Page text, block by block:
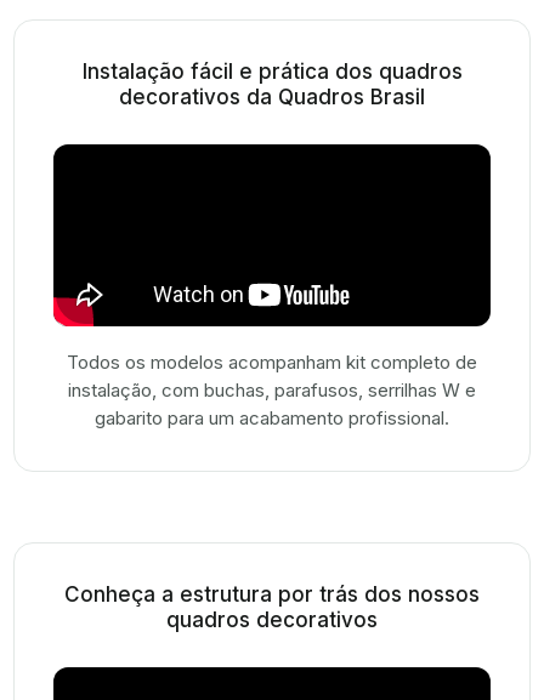
Instalação fácil e prática dos quadros
decorativos da Quadros Brasil
Todos os modelos acompanham kit completo de
instalação, com buchas, parafusos, serrilhas W e
gabarito para um acabamento profissional.
Conheça a estrutura por trás dos nossos
quadros decorativos